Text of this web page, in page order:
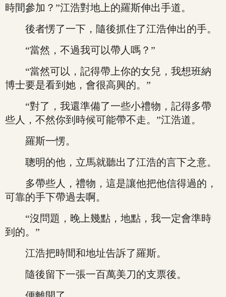
時間參加？”江浩對地上的羅斯伸出手道。
後者愣了一下，隨後抓住了江浩伸出的手。
“當然，不過我可以帶人嗎？”
“當然可以，記得帶上你的女兒，我想班納
博士要是看到她，會很高興的。”
“對了，我還準備了一些小禮物，記得多帶
些人，不然你到時候可能帶不走。”江浩道。
羅斯一愣。
聰明的他，立馬就聽出了江浩的言下之意。
多帶些人，禮物，這是讓他把他信得過的，
可靠的手下帶過去啊。
“沒問題，晚上幾點，地點，我一定會準時
到的。”
江浩把時間和地址告訴了羅斯。
隨後留下一張一百萬美刀的支票後。